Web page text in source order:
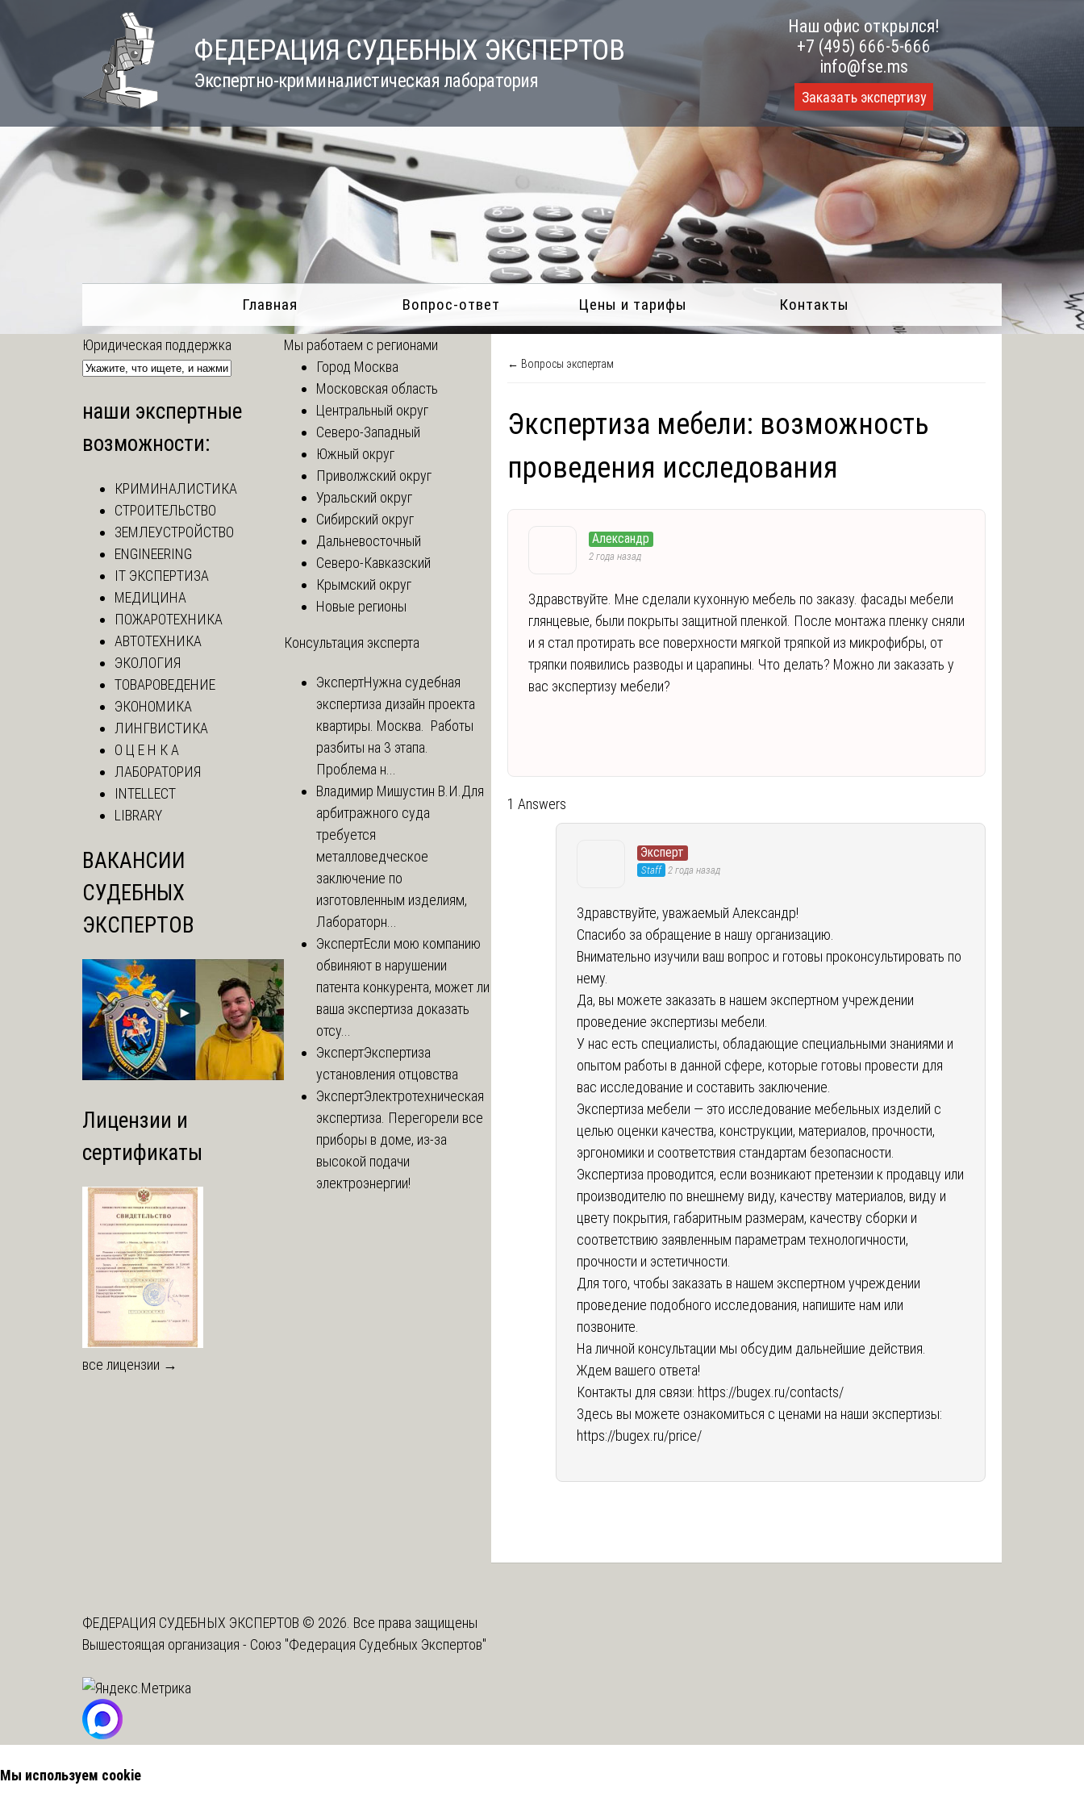
content
ФЕДЕРАЦИЯ СУДЕБНЫХ ЭКСПЕРТОВ
Экспертно-криминалистическая лаборатория
Наш офис открылся!
+7 (495) 666-5-666
info@fse.ms
Заказать экспертизу
Главная Вопрос-ответ Цены и тарифы Контакты
← Вопросы экспертам
Экспертиза мебели: возможность
проведения исследования
Александр
2 года назад
Здравствуйте. Мне сделали кухонную мебель по заказу. фасады мебели
глянцевые, были покрыты защитной пленкой. После монтажа пленку сняли
и я стал протирать все поверхности мягкой тряпкой из микрофибры, от
тряпки появились разводы и царапины. Что делать? Можно ли заказать у
вас экспертизу мебели?
1 Answers
Эксперт
Staff 2 года назад
Здравствуйте, уважаемый Александр!
Спасибо за обращение в нашу организацию.
Внимательно изучили ваш вопрос и готовы проконсультировать по
нему.
Да, вы можете заказать в нашем экспертном учреждении
проведение экспертизы мебели.
У нас есть специалисты, обладающие специальными знаниями и
опытом работы в данной сфере, которые готовы провести для
вас исследование и составить заключение.
Экспертиза мебели — это исследование мебельных изделий с
целью оценки качества, конструкции, материалов, прочности,
эргономики и соответствия стандартам безопасности.
Экспертиза проводится, если возникают претензии к продавцу или
производителю по внешнему виду, качеству материалов, виду и
цвету покрытия, габаритным размерам, качеству сборки и
соответствию заявленным параметрам технологичности,
прочности и эстетичности.
Для того, чтобы заказать в нашем экспертном учреждении
проведение подобного исследования, напишите нам или
позвоните.
На личной консультации мы обсудим дальнейшие действия.
Ждем вашего ответа!
Контакты для связи: https://bugex.ru/contacts/
Здесь вы можете ознакомиться с ценами на наши экспертизы:
https://bugex.ru/price/
Юридическая поддержка
наши экспертные
возможности:
КРИМИНАЛИСТИКА
СТРОИТЕЛЬСТВО
ЗЕМЛЕУСТРОЙСТВО
ENGINEERING
IT ЭКСПЕРТИЗА
МЕДИЦИНА
ПОЖАРОТЕХНИКА
АВТОТЕХНИКА
ЭКОЛОГИЯ
ТОВАРОВЕДЕНИЕ
ЭКОНОМИКА
ЛИНГВИСТИКА
О Ц Е Н К А
ЛАБОРАТОРИЯ
INTELLECT
LIBRARY
ВАКАНСИИ
СУДЕБНЫХ
ЭКСПЕРТОВ
Лицензии и
сертификаты
все лицензии →
Мы работаем с регионами
Город Москва
Московская область
Центральный округ
Северо-Западный
Южный округ
Приволжский округ
Уральский округ
Сибирский округ
Дальневосточный
Северо-Кавказский
Крымский округ
Новые регионы
Консультация эксперта
ЭкспертНужна судебная
экспертиза дизайн проекта
квартиры. Москва. Работы
разбиты на 3 этапа.
Проблема н...
Владимир Мишустин В.И. Для
арбитражного суда
требуется
металловедческое
заключение по
изготовленным изделиям,
Лабораторн...
ЭкспертЕсли мою компанию
обвиняют в нарушении
патента конкурента, может ли
ваша экспертиза доказать
отсу...
ЭкспертЭкспертиза
установления отцовства
ЭкспертЭлектротехническая
экспертиза. Перегорели все
приборы в доме, из-за
высокой подачи
электроэнергии!
ФЕДЕРАЦИЯ СУДЕБНЫХ ЭКСПЕРТОВ © 2026. Все права защищены
Вышестоящая организация - Союз "Федерация Судебных Экспертов"
Мы используем cookie